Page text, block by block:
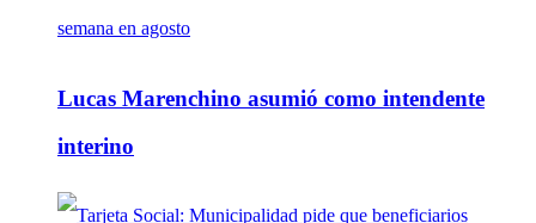
Lucas Marenchino asumió como intendente
interino